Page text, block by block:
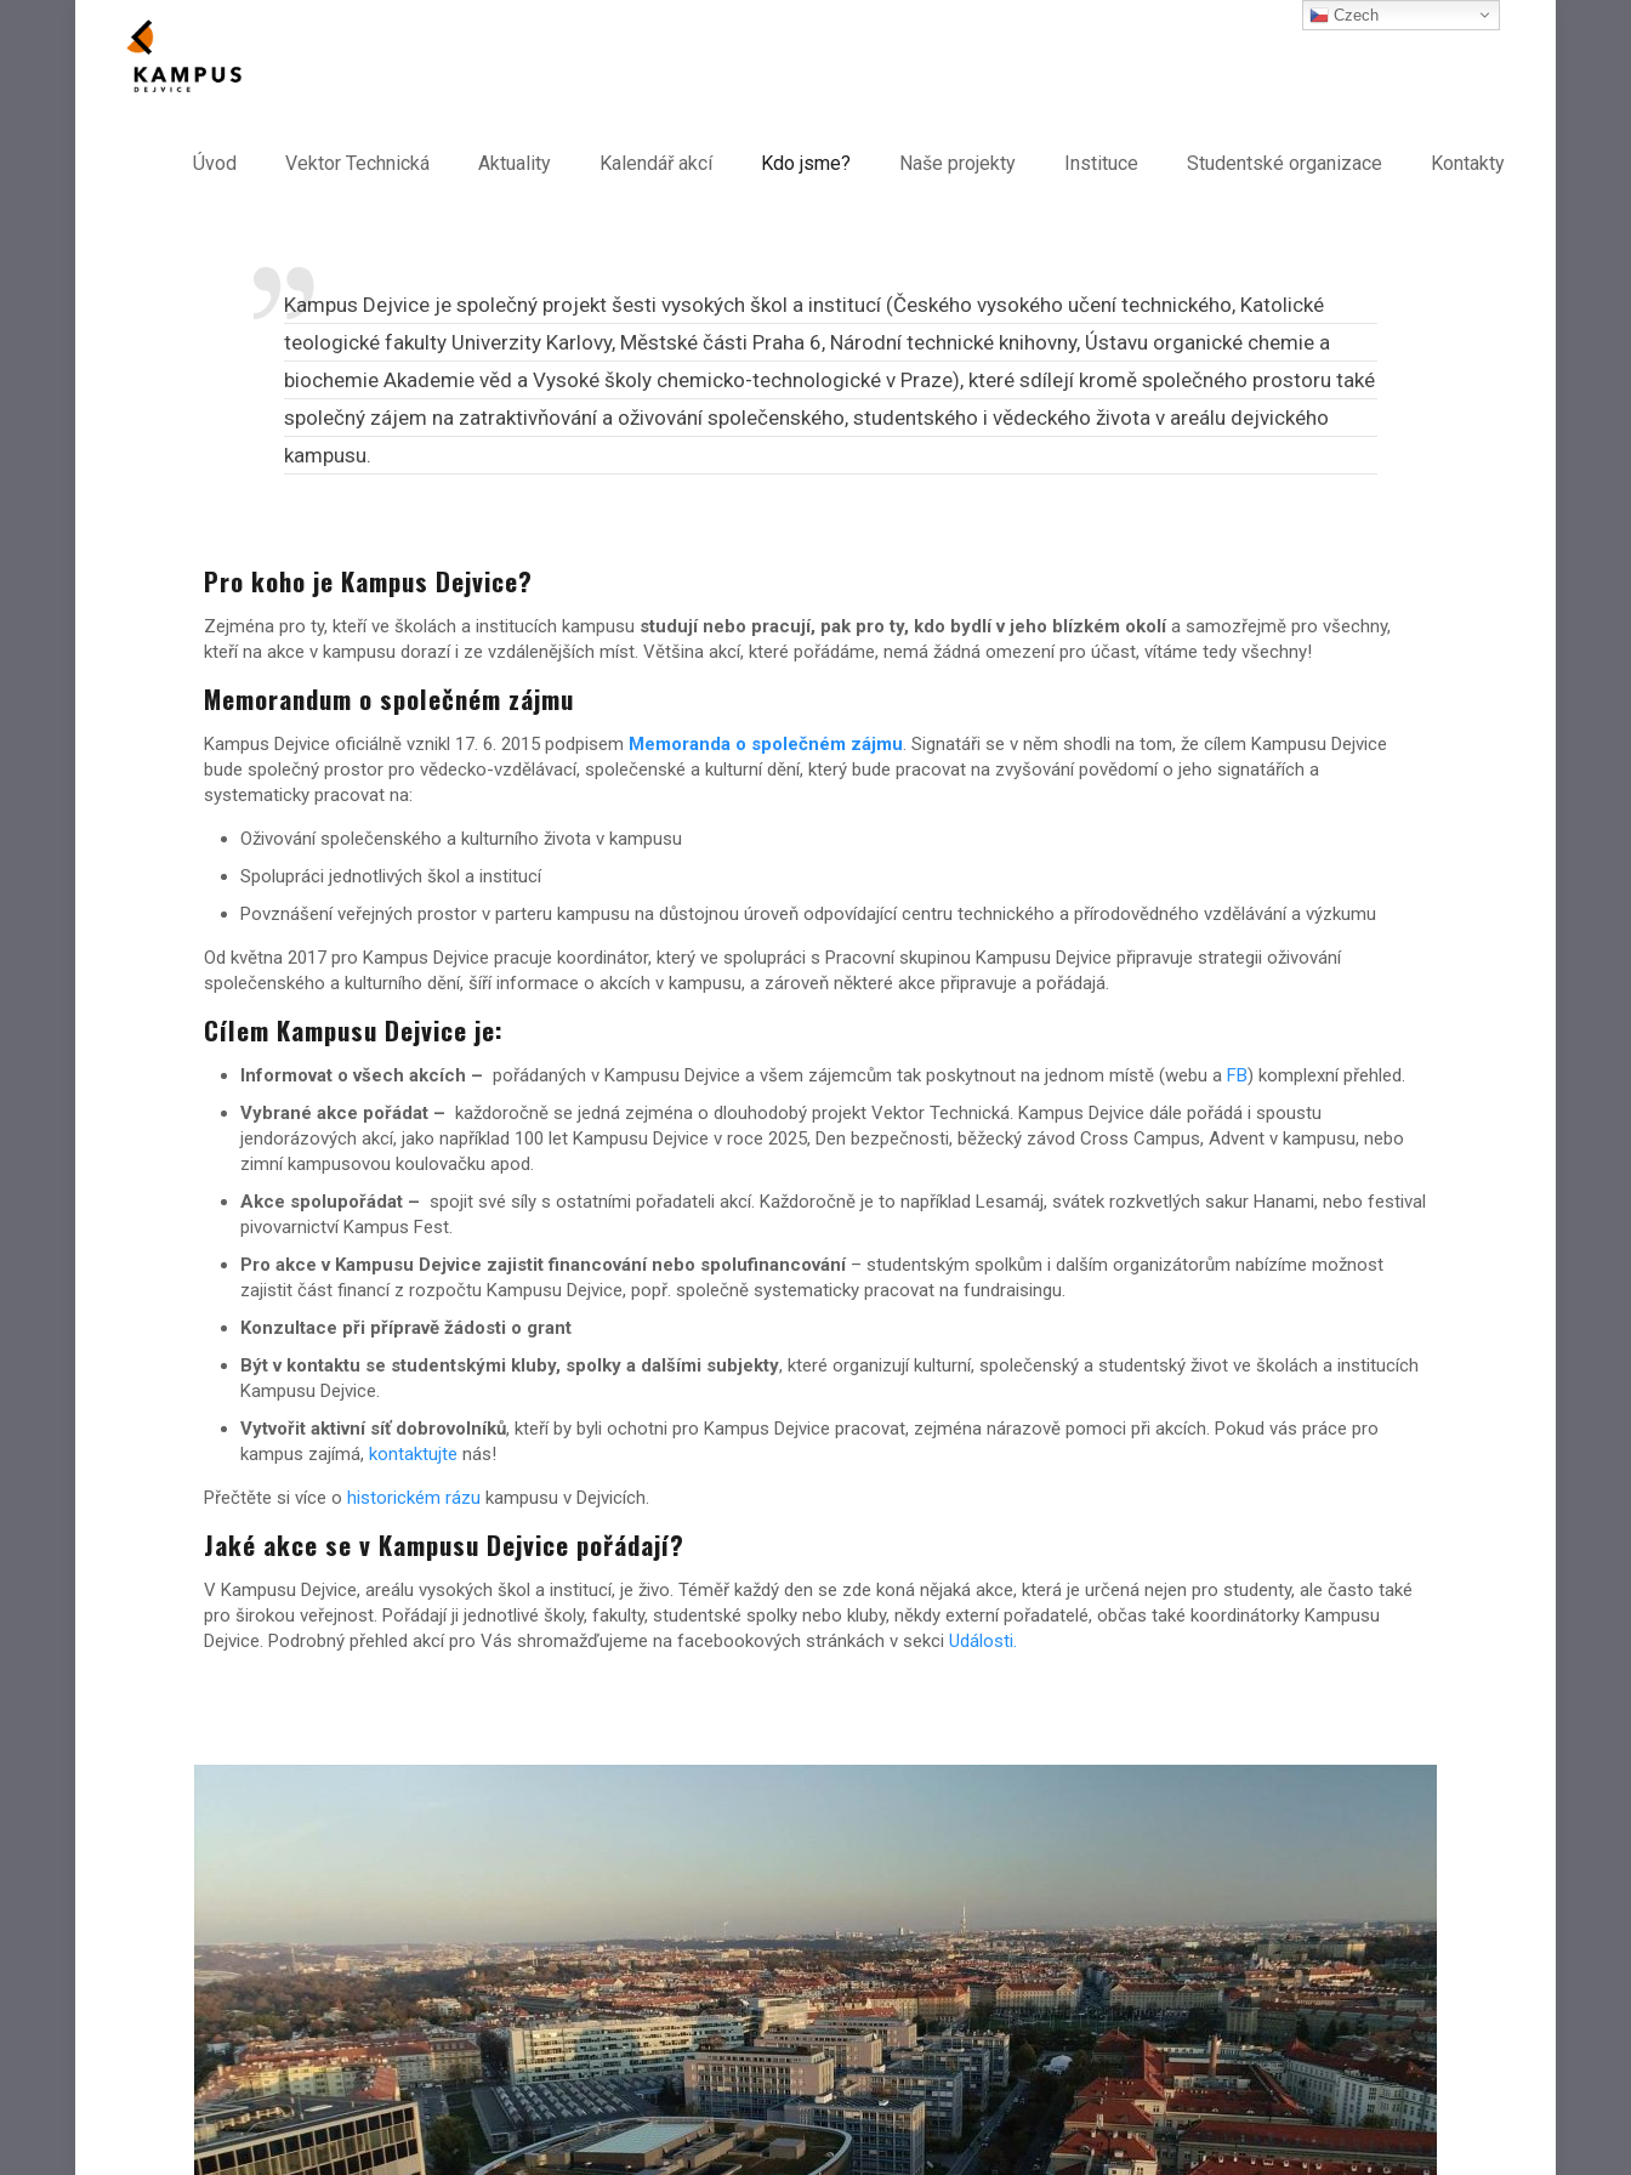
Úvod Vektor Technická Aktuality Kalendář akcí Kdo jsme? Naše projekty Instituce Studentské organizace Kontakty
Kampus Dejvice je společný projekt šesti vysokých škol a institucí (Českého vysokého učení technického, Katolické
teologické fakulty Univerzity Karlovy, Městské části Praha 6, Národní technické knihovny, Ústavu organické chemie a
biochemie Akademie věd a Vysoké školy chemicko-technologické v Praze), které sdílejí kromě společného prostoru také
společný zájem na zatraktivňování a oživování společenského, studentského i vědeckého života v areálu dejvického
kampusu.
Pro koho je Kampus Dejvice?
Zejména pro ty, kteří ve školách a institucích kampusu studují nebo pracují, pak pro ty, kdo bydlí v jeho blízkém okolía samozřejmě pro všechny,
kteří na akce v kampusu dorazí i ze vzdálenějších míst. Většina akcí, které pořádáme, nemá žádná omezení pro účast, vítáme tedy všechny!
Memorandum o společném zájmu
Kampus Dejvice oficiálně vznikl 17. 6. 2015 podpisem Memoranda o společném zájmu. Signatáři se v něm shodli na tom, že cílem Kampusu Dejvice
bude společný prostor pro vědecko-vzdělávací, společenské a kulturní dění, který bude pracovat na zvyšování povědomí o jeho signatářích a
systematicky pracovat na:
Oživování společenského a kulturního života v kampusu
Spolupráci jednotlivých škol a institucí
Povznášení veřejných prostor v parteru kampusu na důstojnou úroveň odpovídající centru technického a přírodovědného vzdělávání a výzkumu
Od května 2017 pro Kampus Dejvice pracuje koordinátor, který ve spolupráci s Pracovní skupinou Kampusu Dejvice připravuje strategii oživování
společenského a kulturního dění, šíří informace o akcích v kampusu, a zároveň některé akce připravuje a pořádajá.
Cílem Kampusu Dejvice je:
Informovat o všech akcích – pořádaných v Kampusu Dejvice a všem zájemcům tak poskytnout na jednom místě (webu a FB) komplexní přehled.
Vybrané akce pořádat – každoročně se jedná zejména o dlouhodobý projekt Vektor Technická. Kampus Dejvice dále pořádá i spoustu
jendorázových akcí, jako například 100 let Kampusu Dejvice v roce 2025, Den bezpečnosti, běžecký závod Cross Campus, Advent v kampusu, nebo
zimní kampusovou koulovačku apod.
Akce spolupořádat – spojit své síly s ostatními pořadateli akcí. Každoročně je to například Lesamáj, svátek rozkvetlých sakur Hanami, nebo festival
pivovarnictví Kampus Fest.
Pro akce v Kampusu Dejvice zajistit financování nebo spolufinancování – studentským spolkům i dalším organizátorům nabízíme možnost
zajistit část financí z rozpočtu Kampusu Dejvice, popř. společně systematicky pracovat na fundraisingu.
Konzultace při přípravě žádosti o grant
Být v kontaktu se studentskými kluby, spolky a dalšími subjekty, které organizují kulturní, společenský a studentský život ve školách a institucích
Kampusu Dejvice.
Vytvořit aktivní síť dobrovolníků, kteří by byli ochotni pro Kampus Dejvice pracovat, zejména nárazově pomoci při akcích. Pokud vás práce pro
kampus zajímá, kontaktujte nás!
Přečtěte si více o historickém rázu kampusu v Dejvicích.
Jaké akce se v Kampusu Dejvice pořádají?
V Kampusu Dejvice, areálu vysokých škol a institucí, je živo. Téměř každý den se zde koná nějaká akce, která je určená nejen pro studenty, ale často také
pro širokou veřejnost. Pořádají ji jednotlivé školy, fakulty, studentské spolky nebo kluby, někdy externí pořadatelé, občas také koordinátorky Kampusu
Dejvice. Podrobný přehled akcí pro Vás shromažďujeme na facebookových stránkách v sekci Události.
Czech